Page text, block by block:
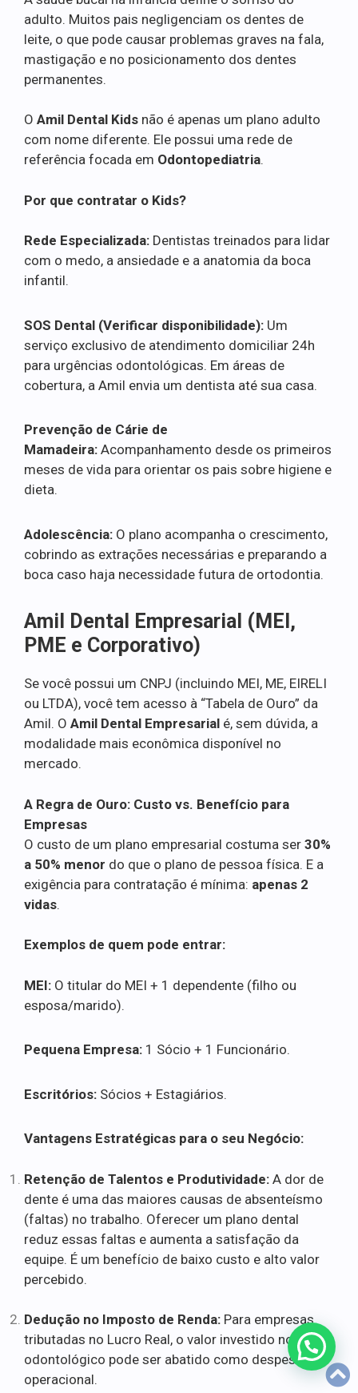
adulto. Muitos pais negligenciam os dentes de
leite, o que pode causar problemas graves na fala,
mastigação e no posicionamento dos dentes
permanentes.
O Amil Dental Kids não é apenas um plano adulto
com nome diferente. Ele possui uma rede de
referência focada em Odontopediatria.
Por que contratar o Kids?
Rede Especializada: Dentistas treinados para lidar
com o medo, a ansiedade e a anatomia da boca
infantil.
SOS Dental (Verificar disponibilidade): Um
serviço exclusivo de atendimento domiciliar 24h
para urgências odontológicas. Em áreas de
cobertura, a Amil envia um dentista até sua casa.
Prevenção de Cárie de
Mamadeira: Acompanhamento desde os primeiros
meses de vida para orientar os pais sobre higiene e
dieta.
Adolescência: O plano acompanha o crescimento,
cobrindo as extrações necessárias e preparando a
boca caso haja necessidade futura de ortodontia.
Amil Dental Empresarial (MEI,
PME e Corporativo)
Se você possui um CNPJ (incluindo MEI, ME, EIRELI
ou LTDA), você tem acesso à “Tabela de Ouro” da
Amil. O Amil Dental Empresarial é, sem dúvida, a
modalidade mais econômica disponível no
mercado.
A Regra de Ouro: Custo vs. Benefício para
Empresas
O custo de um plano empresarial costuma ser 30%
a 50% menor do que o plano de pessoa física. E a
exigência para contratação é mínima: apenas 2
vidas.
Exemplos de quem pode entrar:
MEI: O titular do MEI + 1 dependente (filho ou
esposa/marido).
Pequena Empresa: 1 Sócio + 1 Funcionário.
Escritórios: Sócios + Estagiários.
Vantagens Estratégicas para o seu Negócio:
Retenção de Talentos e Produtividade: A dor de
dente é uma das maiores causas de absenteísmo
(faltas) no trabalho. Oferecer um plano dental
reduz essas faltas e aumenta a satisfação da
equipe. É um benefício de baixo custo e alto valor
percebido.
Dedução no Imposto de Renda: Para empresas
tributadas no Lucro Real, o valor investido no plano
odontológico pode ser abatido como despesa
operacional.